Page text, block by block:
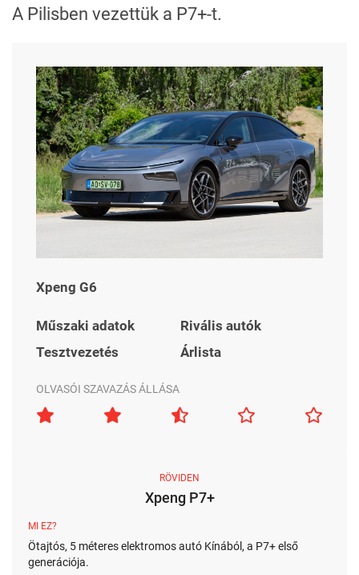
A Pilisben vezettük a P7+-t.
Xpeng G6
Műszaki adatok
Rivális autók
Tesztvezetés
Árlista
OLVASÓI SZAVAZÁS ÁLLÁSA
RÖVIDEN
Xpeng P7+
MI EZ?
Ötajtós, 5 méteres elektromos autó Kínából, a P7+ első
generációja.